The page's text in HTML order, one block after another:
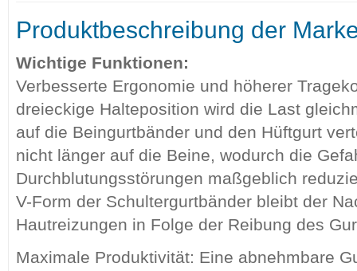
Produktbeschreibung der
Wichtige Funktionen:
Verbesserte Ergonomie und höherer
dreieckige Halteposition wird die Last
auf die Beingurtbänder und den Hüftgurt
nicht länger auf die Beine, wodurch die
Durchblutungsstörungen maßgeblich
V-Form der Schultergurtbänder bleibt der
Hautreizungen in Folge der Reibung des
Maximale Produktivität: Eine abnehmbare